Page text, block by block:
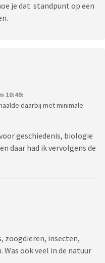
je dat standpunt op een
10:49:
daarbij met minimale
geschiedenis, biologie
daar had ik vervolgens de
zoogdieren, insecten,
ook veel in de natuur